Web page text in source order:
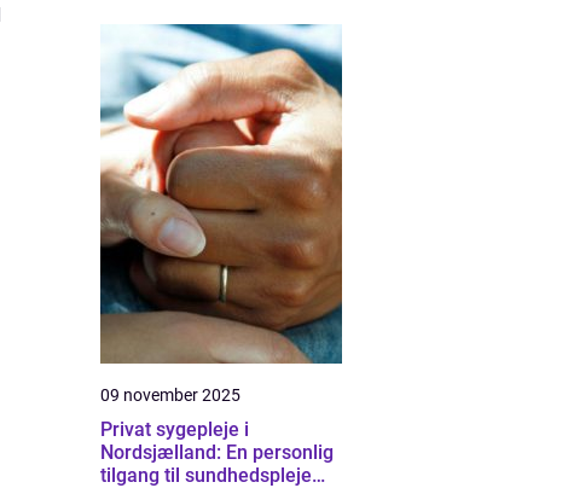
09 november 2025
Privat sygepleje i
Nordsjælland: En personlig
tilgang til sundhedspleje